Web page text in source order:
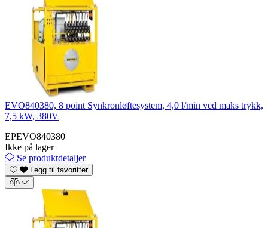
EVO840380, 8 point Synkronløftesystem, 4,0 l/min ved maks trykk,
7,5 kW, 380V
EPEVO840380
Ikke på lager
Se produktdetaljer
Legg til favoritter